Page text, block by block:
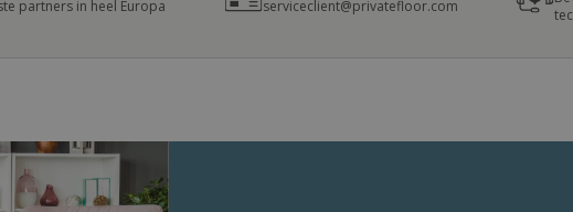
partners in heel Europa serviceclient@privatefloor.com